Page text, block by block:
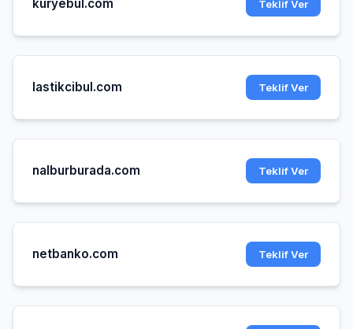
kuryebul.com Teklif Ver
lastikcibul.com Teklif Ver
nalburburada.com Teklif Ver
netbanko.com Teklif Ver